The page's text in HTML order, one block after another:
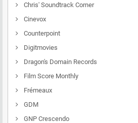
Chris' Soundtrack Corner
Cinevox
Counterpoint
Digitmovies
Dragon's Domain Records
Film Score Monthly
Frémeaux
GDM
GNP Crescendo